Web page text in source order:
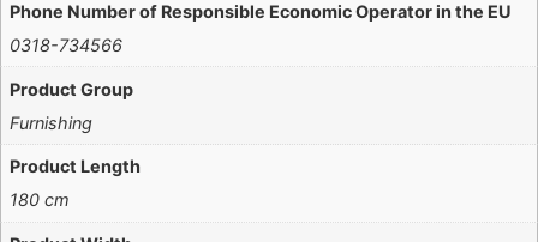
Phone Number of Responsible Economic Operator in the EU
0318-734566
Product Group
Furnishing
Product Length
180 cm